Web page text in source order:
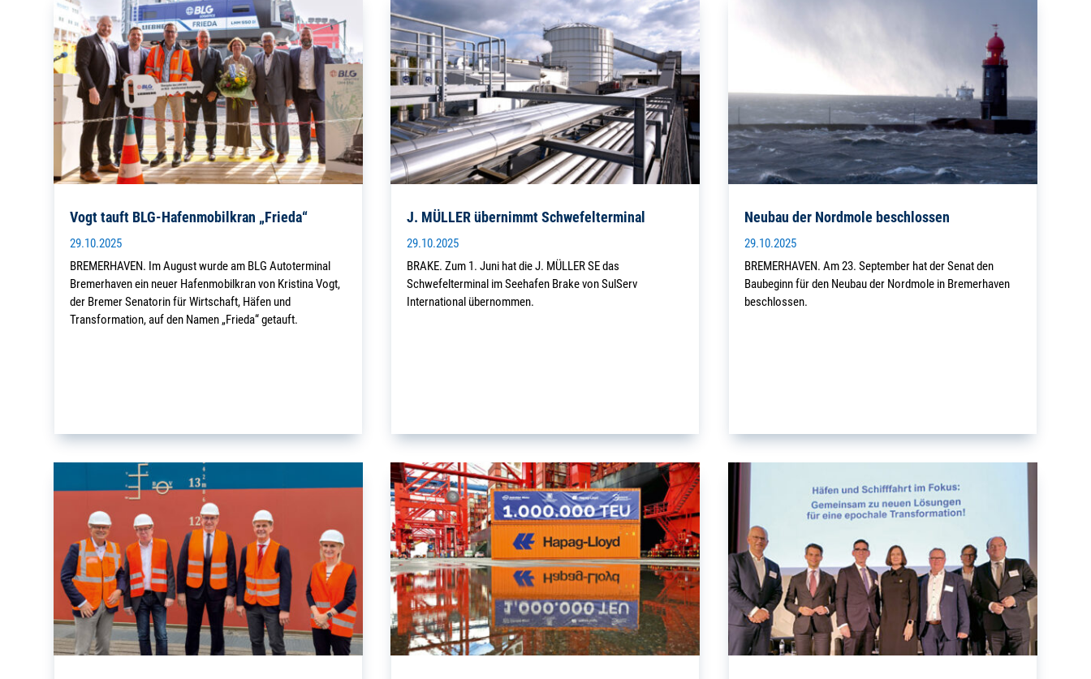
Vogt tauft BLG-Hafenmobilkran „Frieda“
29.10.2025
BREMERHAVEN. Im August wurde am BLG Autoterminal
Bremerhaven ein neuer Hafenmobilkran von Kristina Vogt,
der Bremer Senatorin für Wirtschaft, Häfen und
Transformation, auf den Namen „Frieda“ getauft.
J. MÜLLER übernimmt Schwefelterminal
29.10.2025
BRAKE. Zum 1. Juni hat die J. MÜLLER SE das
Schwefelterminal im Seehafen Brake von SulServ
International übernommen.
Neubau der Nordmole beschlossen
29.10.2025
BREMERHAVEN. Am 23. September hat der Senat den
Baubeginn für den Neubau der Nordmole in Bremerhaven
beschlossen.